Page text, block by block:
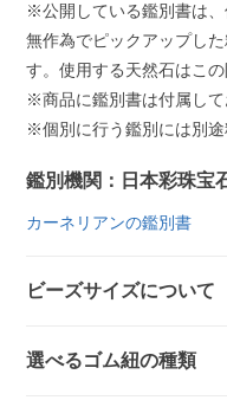
※公開している鑑別書は
無作為でピックアップし
す。使用する天然石はこ
※商品に鑑別書は付属し
※個別に行う鑑別には別
鑑別機関：日本彩珠宝
カーネリアンの鑑別書
ビーズサイズについて
選べるゴム紐の種類